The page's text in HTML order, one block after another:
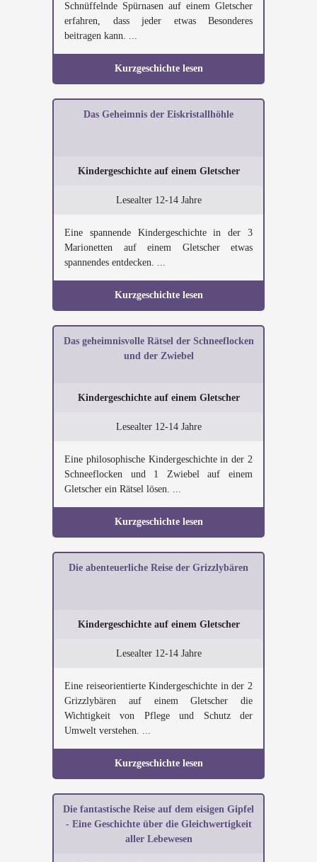
Schnüffelnde Spürnasen auf einem Gletscher
erfahren, dass jeder etwas Besonderes
beitragen kann. ...
Kurzgeschichte lesen
Das Geheimnis der Eiskristallhöhle
Kindergeschichte auf einem Gletscher
Lesealter 12-14 Jahre
Eine spannende Kindergeschichte in der 3
Marionetten auf einem Gletscher etwas
spannendes entdecken. ...
Kurzgeschichte lesen
Das geheimnisvolle Rätsel der Schneeflocken
und der Zwiebel
Kindergeschichte auf einem Gletscher
Lesealter 12-14 Jahre
Eine philosophische Kindergeschichte in der 2
Schneeflocken und 1 Zwiebel auf einem
Gletscher ein Rätsel lösen. ...
Kurzgeschichte lesen
Die abenteuerliche Reise der Grizzlybären
Kindergeschichte auf einem Gletscher
Lesealter 12-14 Jahre
Eine reiseorientierte Kindergeschichte in der 2
Grizzlybären auf einem Gletscher die
Wichtigkeit von Pflege und Schutz der
Umwelt verstehen. ...
Kurzgeschichte lesen
Die fantastische Reise auf dem eisigen Gipfel
- Eine Geschichte über die Gleichwertigkeit
aller Lebewesen